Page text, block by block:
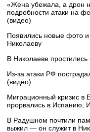
«Жена убежала, а дрон
подробности атаки на
(видео)
Появились новые фото
Николаеву
В Николаеве
Из-за атаки РФ
(видео)
Миграционный кризис в
прорвались в Испанию,
В Радушном почтили
выжил — он служит в